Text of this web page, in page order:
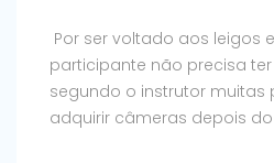
Por ser voltado aos leigos
participante não precisa
segundo o instrutor
adquirir câmeras depois